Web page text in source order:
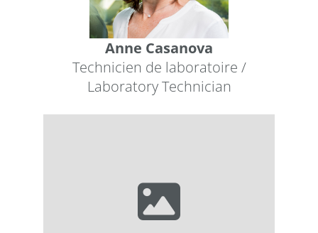
Anne Casanova
Technicien de laboratoire /
Laboratory Technician